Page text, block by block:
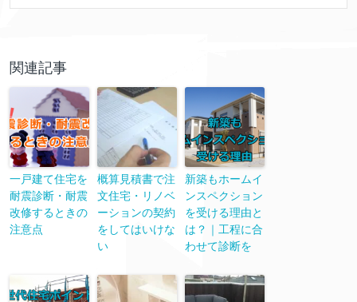
関連記事
一戸建て住宅を
耐震診断・耐震
改修するときの
注意点
概算見積書で注
文住宅・リノベ
ーションの契約
をしてはいけな
い
新築もホームイ
ンスペクション
を受ける理由と
は？｜工程に合
わせて診断を